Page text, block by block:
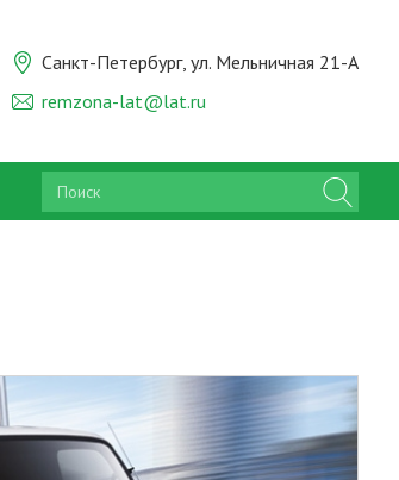
Санкт-Петербург, ул. Мельничная 21-А
remzona-lat@lat.ru